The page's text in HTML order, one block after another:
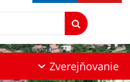
Zverejňovanie